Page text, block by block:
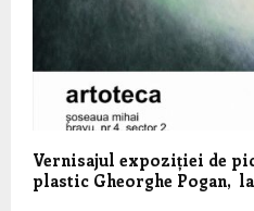
Vernisajul expoziției de
plastic Gheorghe Pogan,